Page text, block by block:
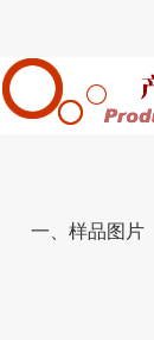
一、 样品图片